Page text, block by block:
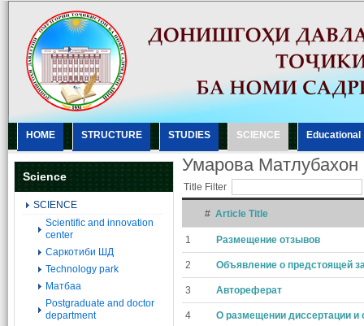
HOME STRUCTURE STUDIES SCIENCE Еducational
Science
SCIENCE
Scientific and innovation
center
Саркотиби ШД
Technology park
Матбаа
Postgraduate and doctor
department
Умарова
Title Filter
# Article Title
1 Размещение отзывов
2 Объявление о предстоящей
3 Автореферат
4 О размещении диссертации и